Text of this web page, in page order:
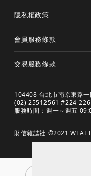
隱私權政策
會員服務條款
交易服務條款
104408 台北市南京東路
(02) 25512561 #224-226
服務時間：週一～週五
財信雜誌社 ©2021